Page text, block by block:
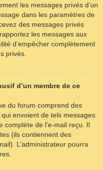
les messages privés d’un
dans les paramètres de
des messages privés
les messages aux
d’empêcher complètement
privés.
d’un membre de ce
du forum comprend des
envoient de tels messages.
complète de l’e-mail reçu. Il
(ils contiennent des
L’administrateur pourra